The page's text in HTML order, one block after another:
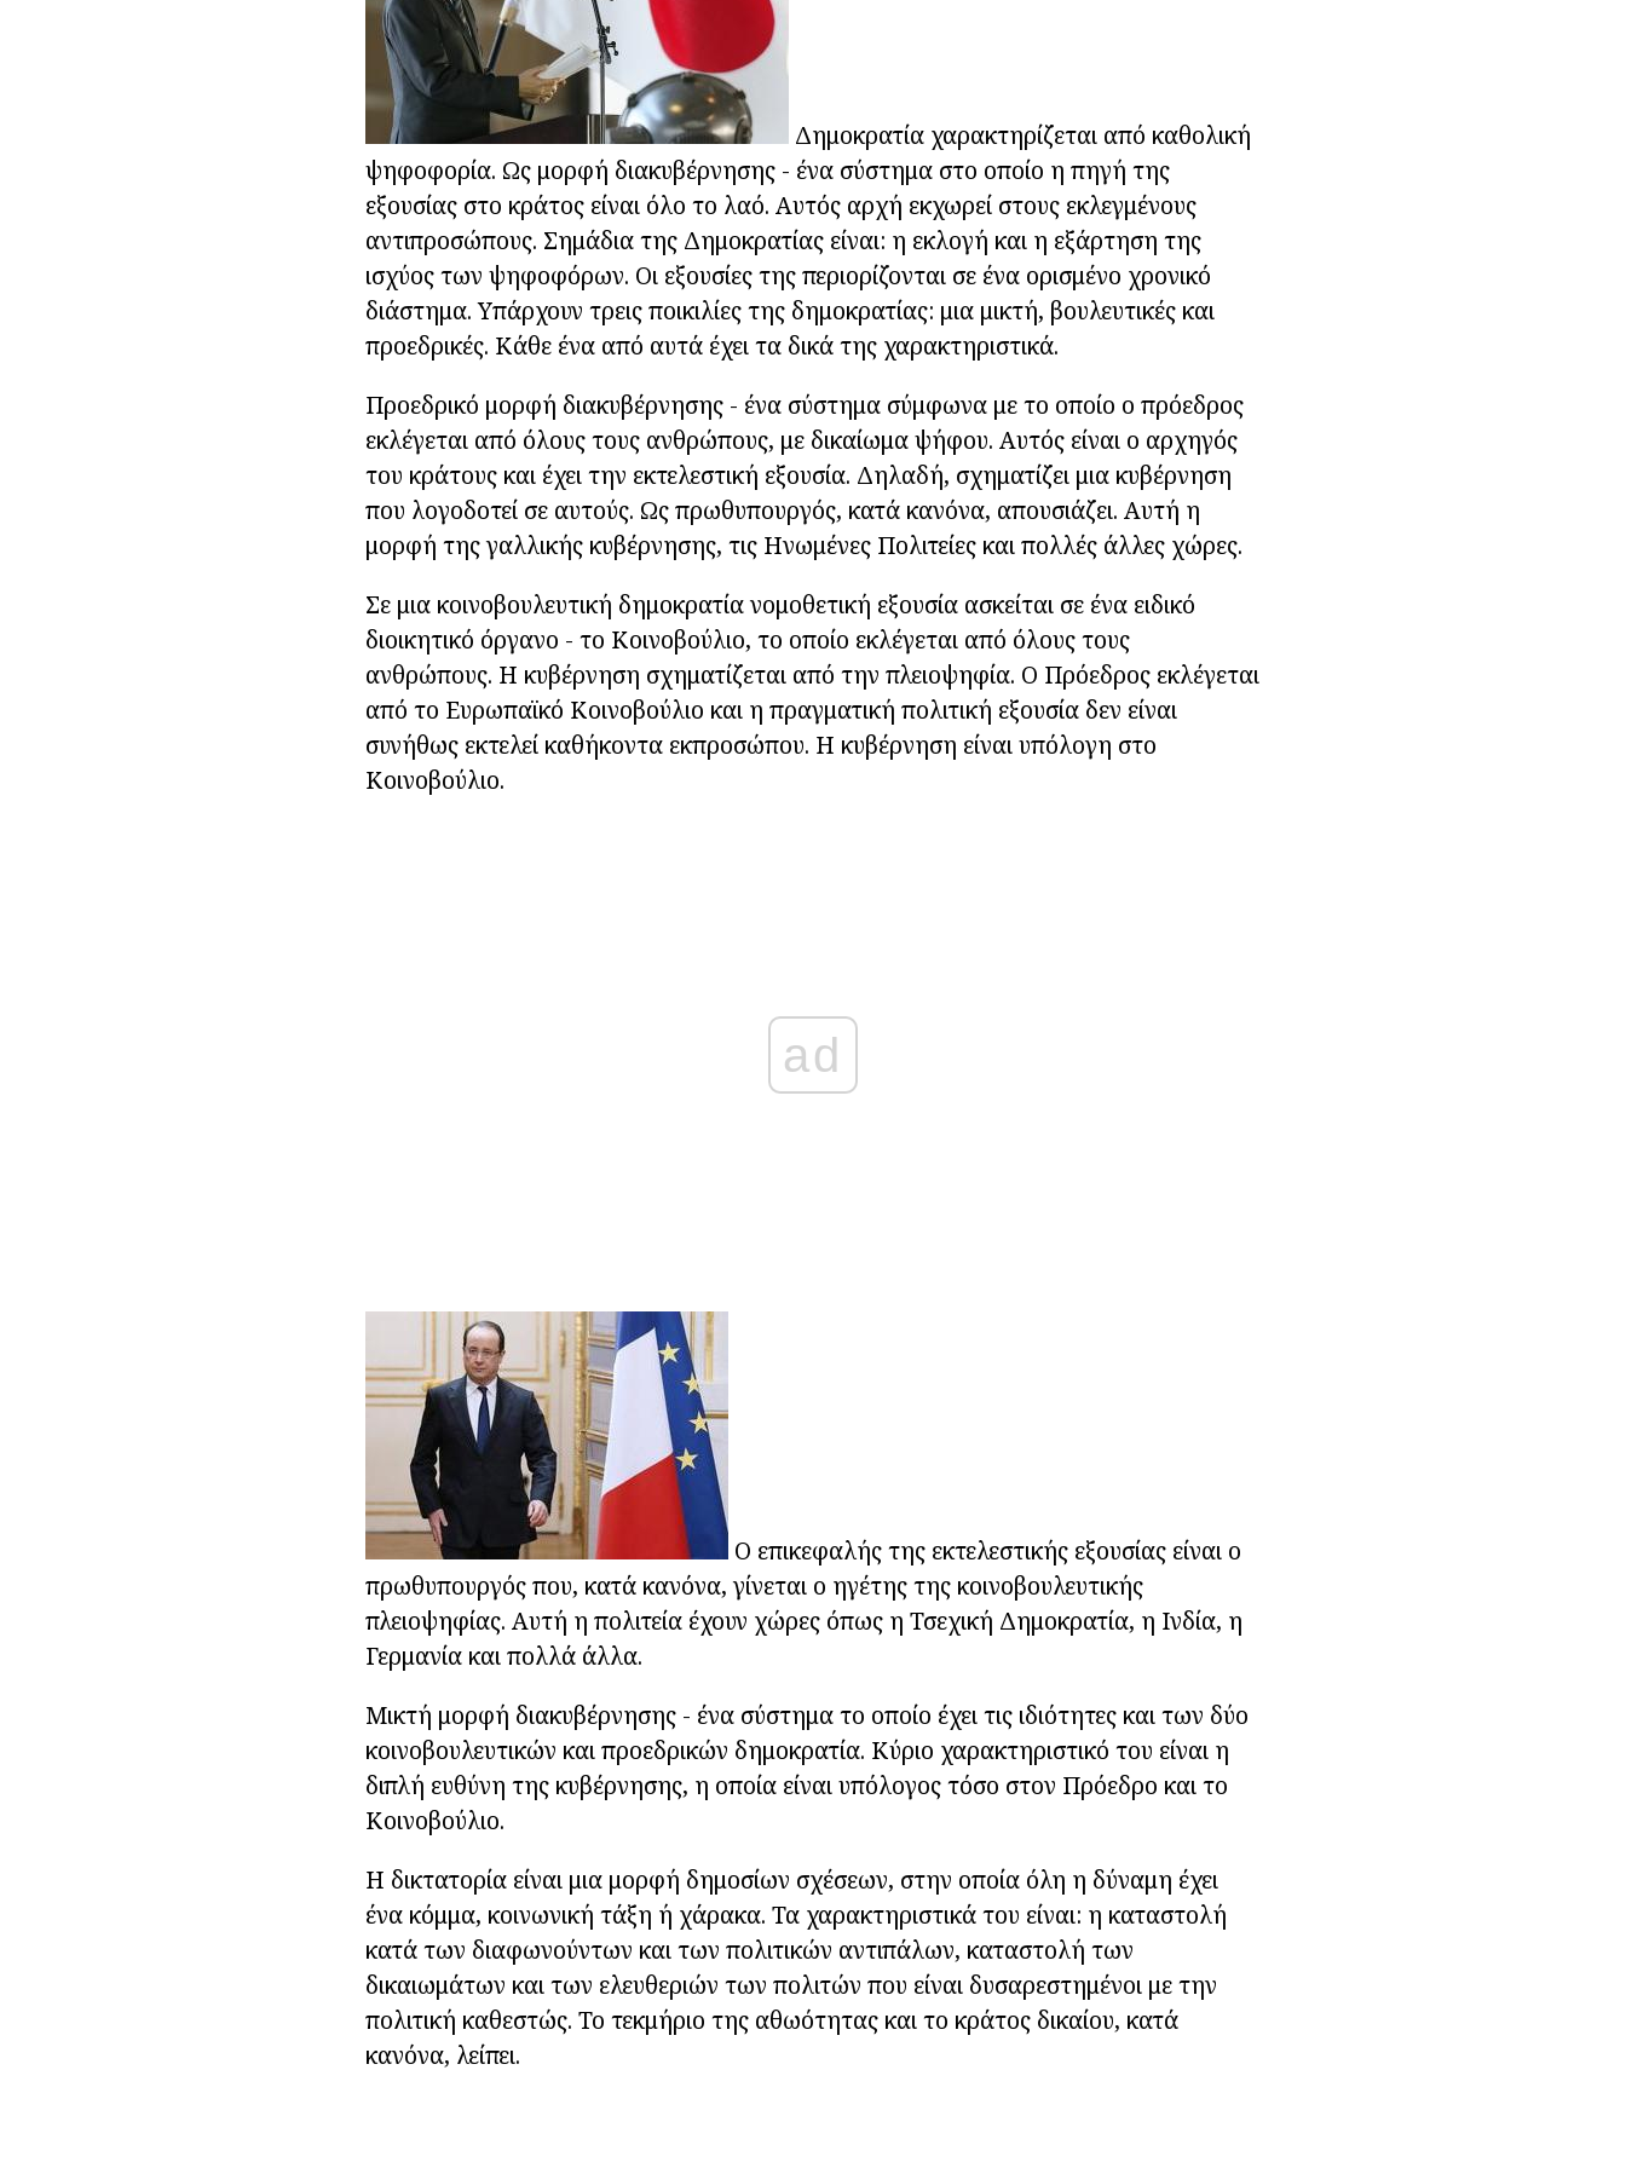
Δημοκρατία χαρακτηρίζεται από καθολική
ψηφοφορία. Ως μορφή διακυβέρνησης - ένα σύστημα στο οποίο η πηγή της
εξουσίας στο κράτος είναι όλο το λαό. Αυτός αρχή εκχωρεί στους εκλεγμένους
αντιπροσώπους. Σημάδια της Δημοκρατίας είναι: η εκλογή και η εξάρτηση της
ισχύος των ψηφοφόρων. Οι εξουσίες της περιορίζονται σε ένα ορισμένο χρονικό
διάστημα. Υπάρχουν τρεις ποικιλίες της δημοκρατίας: μια μικτή, βουλευτικές και
προεδρικές. Κάθε ένα από αυτά έχει τα δικά της χαρακτηριστικά.
Προεδρικό μορφή διακυβέρνησης - ένα σύστημα σύμφωνα με το οποίο ο πρόεδρος
εκλέγεται από όλους τους ανθρώπους, με δικαίωμα ψήφου. Αυτός είναι ο αρχηγός
του κράτους και έχει την εκτελεστική εξουσία. Δηλαδή, σχηματίζει μια κυβέρνηση
που λογοδοτεί σε αυτούς. Ως πρωθυπουργός, κατά κανόνα, απουσιάζει. Αυτή η
μορφή της γαλλικής κυβέρνησης, τις Ηνωμένες Πολιτείες και πολλές άλλες χώρες.
Σε μια κοινοβουλευτική δημοκρατία νομοθετική εξουσία ασκείται σε ένα ειδικό
διοικητικό όργανο - το Κοινοβούλιο, το οποίο εκλέγεται από όλους τους
ανθρώπους. Η κυβέρνηση σχηματίζεται από την πλειοψηφία. Ο Πρόεδρος εκλέγεται
από το Ευρωπαϊκό Κοινοβούλιο και η πραγματική πολιτική εξουσία δεν είναι
συνήθως εκτελεί καθήκοντα εκπροσώπου. Η κυβέρνηση είναι υπόλογη στο
Κοινοβούλιο.
ad
Ο επικεφαλής της εκτελεστικής εξουσίας είναι ο
πρωθυπουργός που, κατά κανόνα, γίνεται ο ηγέτης της κοινοβουλευτικής
πλειοψηφίας. Αυτή η πολιτεία έχουν χώρες όπως η Τσεχική Δημοκρατία, η Ινδία, η
Γερμανία και πολλά άλλα.
Μικτή μορφή διακυβέρνησης - ένα σύστημα το οποίο έχει τις ιδιότητες και των δύο
κοινοβουλευτικών και προεδρικών δημοκρατία. Κύριο χαρακτηριστικό του είναι η
διπλή ευθύνη της κυβέρνησης, η οποία είναι υπόλογος τόσο στον Πρόεδρο και το
Κοινοβούλιο.
Η δικτατορία είναι μια μορφή δημοσίων σχέσεων, στην οποία όλη η δύναμη έχει
ένα κόμμα, κοινωνική τάξη ή χάρακα. Τα χαρακτηριστικά του είναι: η καταστολή
κατά των διαφωνούντων και των πολιτικών αντιπάλων, καταστολή των
δικαιωμάτων και των ελευθεριών των πολιτών που είναι δυσαρεστημένοι με την
πολιτική καθεστώς. Το τεκμήριο της αθωότητας και το κράτος δικαίου, κατά
κανόνα, λείπει.